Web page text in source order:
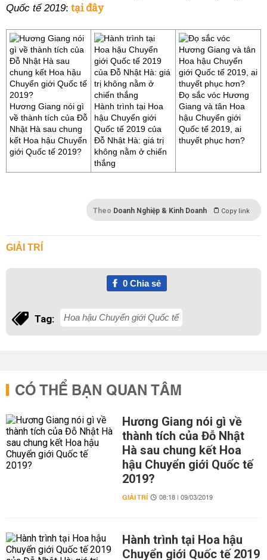
Quốc tế 2019: tại đây
Hương Giang nói gì
về thành tích của Đỗ
Nhật Hà sau chung
kết Hoa hậu Chuyển
giới Quốc tế 2019?
Hành trình tại Hoa
hậu Chuyển giới
Quốc tế 2019 của
Đỗ Nhật Hà: giá trị
không nằm ở chiến
thắng
Đọ sắc vóc Hương
Giang và tân Hoa
hậu Chuyển giới
Quốc tế 2019, ai
thuyết phục hơn?
Theo Doanh Nghiệp & Kinh Doanh Copy link
GIẢI TRÍ
0Chia sẻ
Tag: Hoa hậu Chuyển giới Quốc tế
CÓ THỂ BẠN QUAN TÂM
Hương Giang nói gì về
thành tích của Đỗ Nhật
Hà sau chung kết Hoa
hậu Chuyển giới Quốc tế
2019?
GIẢI TRÍ 08:18 | 09/03/2019
Hành trình tại Hoa hậu
Chuyển giới Quốc tế 2019